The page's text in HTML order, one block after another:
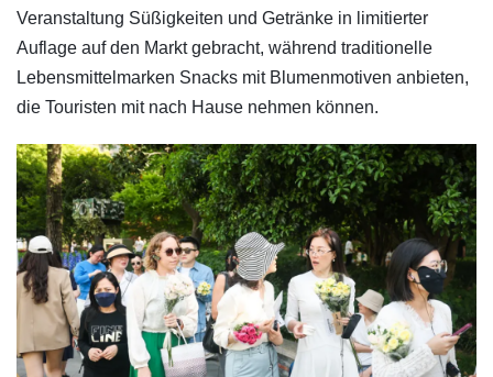
Veranstaltung Süßigkeiten und Getränke in limitierter
Auflage auf den Markt gebracht, während traditionelle
Lebensmittelmarken Snacks mit Blumenmotiven anbieten,
die Touristen mit nach Hause nehmen können.